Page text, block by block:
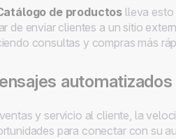
de productos lleva esto
de enviar clientes a un sitio
consultas y compras más
y servicio al cliente, la
para conectar con su